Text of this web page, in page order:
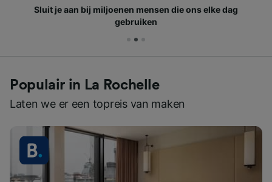
Sluit je aan bij miljoenen mensen die ons elke dag
gebruiken
Populair in La Rochelle
Laten we er een topreis van maken